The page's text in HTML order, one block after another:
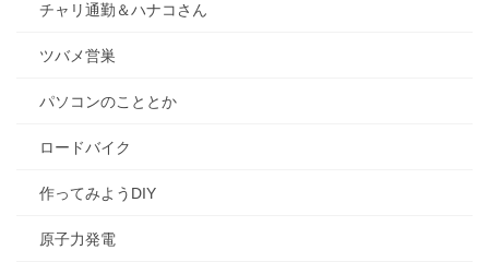
チャリ通勤＆ハナコさん
ツバメ営巣
パソコンのこととか
ロードバイク
作ってみようDIY
原子力発電